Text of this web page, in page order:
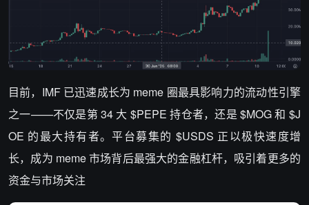
目前，IMF 已迅速成长为 meme 圈最具影响力的流动性引擎
之一——不仅是第 34 大 $PEPE 持仓者，还是 $MOG 和 $J
OE 的最大持有者。平台募集的 $USDS 正以极快速度增
长，成为 meme 市场背后最强大的金融杠杆，吸引着更多的
资金与市场关注